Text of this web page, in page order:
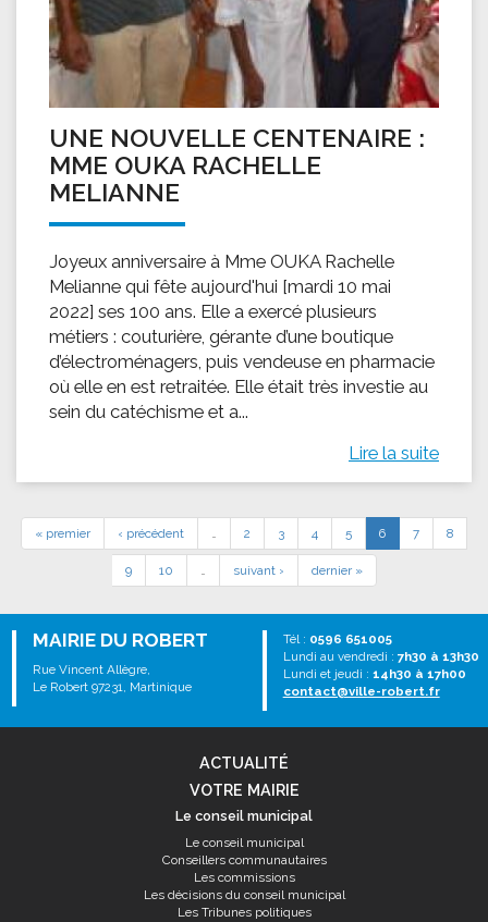
UNE NOUVELLE CENTENAIRE :
MME OUKA RACHELLE
MELIANNE
Joyeux anniversaire à Mme OUKA Rachelle
Melianne qui fête aujourd'hui [mardi 10 mai
2022] ses 100 ans. Elle a exercé plusieurs
métiers : couturière, gérante d’une boutique
d’électroménagers, puis vendeuse en pharmacie
où elle en est retraitée. Elle était très investie au
sein du catéchisme et a...
Lire la suite
« premier ‹ précédent … 2 3 4 5 6 7 8
9 10 … suivant › dernier »
MAIRIE DU ROBERT
Rue Vincent Allègre,
Le Robert 97231, Martinique
Tél : 0596 651005
Lundi au vendredi : 7h30 à 13h30
Lundi et jeudi : 14h30 à 17h00
contact@ville-robert.fr
ACTUALITÉ
VOTRE MAIRIE
Le conseil municipal
Le conseil municipal
Conseillers communautaires
Les commissions
Les décisions du conseil municipal
Les Tribunes politiques